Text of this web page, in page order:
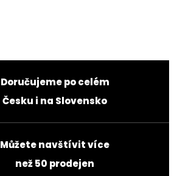
Doručujeme po celém
Česku i na Slovensko
Můžete navštívit více
než 50 prodejen